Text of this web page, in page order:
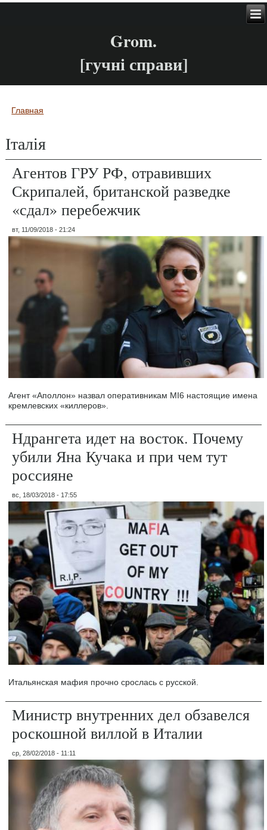
Grom.
[гучні справи]
Вы здесь
Главная
Італія
Агентов ГРУ РФ, отравивших
Скрипалей, британской разведке
«сдал» перебежчик
вт, 11/09/2018 - 21:24
Агент «Аполлон» назвал оперативникам MI6 настоящие имена
кремлевских «киллеров».
Ндрангета идет на восток. Почему
убили Яна Кучака и при чем тут
россияне
вс, 18/03/2018 - 17:55
Итальянская мафия прочно срослась с русской.
Министр внутренних дел обзавелся
роскошной виллой в Италии
ср, 28/02/2018 - 11:11